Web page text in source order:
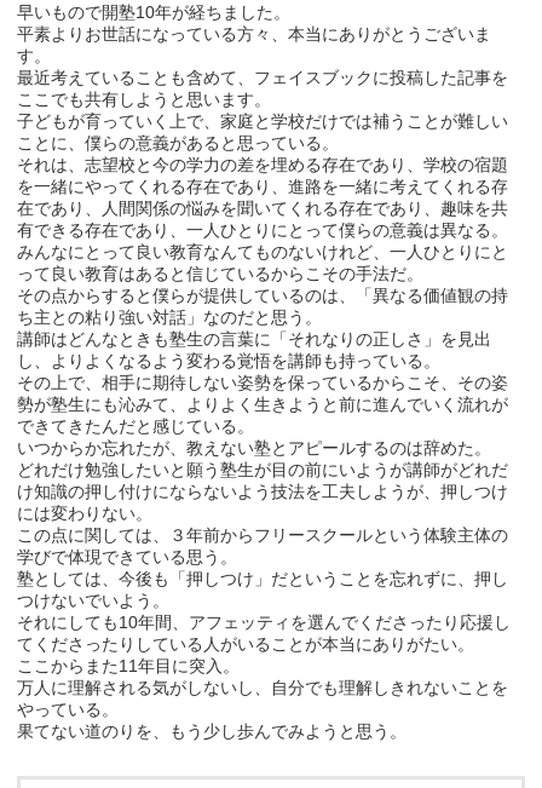
早いもので開塾10年が経ちました。
平素よりお世話になっている方々、本当にありがとうございま
す。
最近考えていることも含めて、フェイスブックに投稿した記事を
ここでも共有しようと思います。
子どもが育っていく上で、家庭と学校だけでは補うことが難しい
ことに、僕らの意義があると思っている。
それは、志望校と今の学力の差を埋める存在であり、学校の宿題
を一緒にやってくれる存在であり、進路を一緒に考えてくれる存
在であり、人間関係の悩みを聞いてくれる存在であり、趣味を共
有できる存在であり、一人ひとりにとって僕らの意義は異なる。
みんなにとって良い教育なんてものないけれど、一人ひとりにと
って良い教育はあると信じているからこその手法だ。
その点からすると僕らが提供しているのは、「異なる価値観の持
ち主との粘り強い対話」なのだと思う。
講師はどんなときも塾生の言葉に「それなりの正しさ」を見出
し、よりよくなるよう変わる覚悟を講師も持っている。
その上で、相手に期待しない姿勢を保っているからこそ、その姿
勢が塾生にも沁みて、よりよく生きようと前に進んでいく流れが
できてきたんだと感じている。
いつからか忘れたが、教えない塾とアピールするのは辞めた。
どれだけ勉強したいと願う塾生が目の前にいようが講師がどれだ
け知識の押し付けにならないよう技法を工夫しようが、押しつけ
には変わりない。
この点に関しては、３年前からフリースクールという体験主体の
学びで体現できている思う。
塾としては、今後も「押しつけ」だということを忘れずに、押し
つけないでいよう。
それにしても10年間、アフェッティを選んでくださったり応援し
てくださったりしている人がいることが本当にありがたい。
ここからまた11年目に突入。
万人に理解される気がしないし、自分でも理解しきれないことを
やっている。
果てない道のりを、もう少し歩んでみようと思う。